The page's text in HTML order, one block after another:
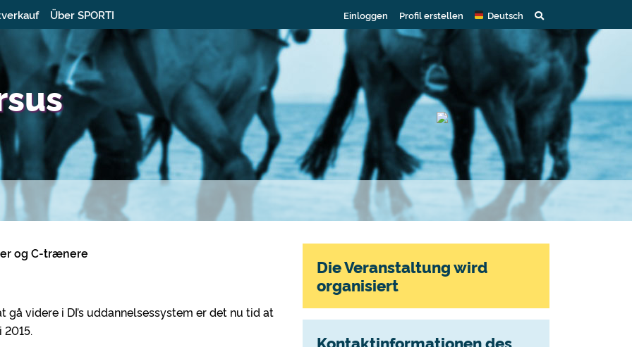
Über SPORTI Einloggen Profil erstellen Deutsch
og C-trænere
videre i DI’s uddannelsessystem er det nu tid at
Die Veranstaltung wird
organisiert
Kontaktinformationen des